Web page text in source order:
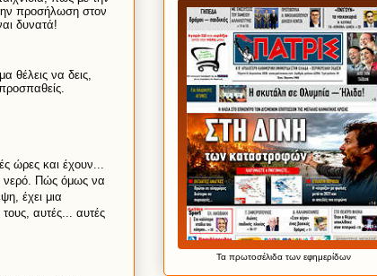
προσήλωση στον
αι δυνατά!
α θέλεις να δεις,
αθείς.
ές ώρες και έχουν...
νερό. Πώς όμως να
ψη, έχει μια
τους, αυτές... αυτές
Τα πρωτοσέλιδατων εφημερίδων